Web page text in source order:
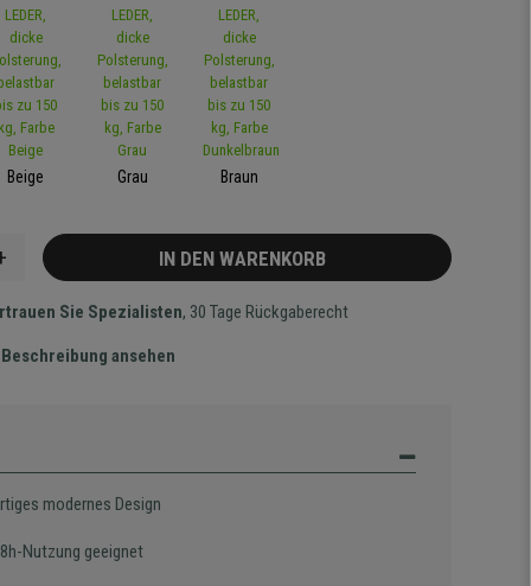
Beige Grau Braun
IN DEN WARENKORB
Sie Spezialisten, 30 Tage Rückgaberecht
ansehen
modernes Design
Nutzung geeignet